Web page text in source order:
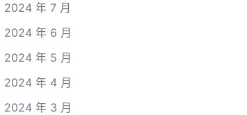
2024 年 7 月
2024 年 6 月
2024 年 5 月
2024 年 4 月
2024 年 3 月